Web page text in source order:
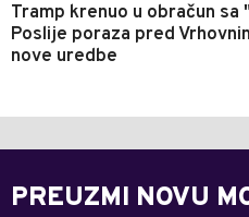
Tramp krenuo u obračun
Poslije poraza pred
nove uredbe
PREUZMI NOVU